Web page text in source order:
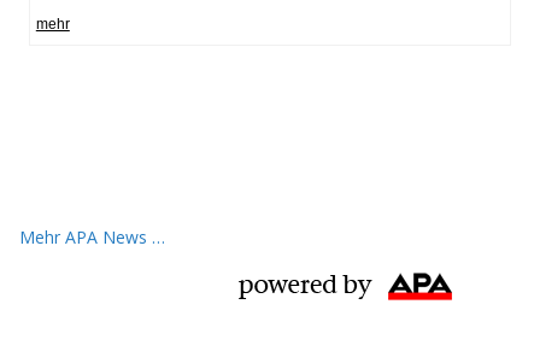
Mehr APA News …